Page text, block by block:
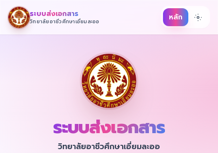
ระบบส่งเอกสาร
วิทยาลัยอาชีวศึกษาเอี่ยมละออ หลัก
ระบบส่งเอกสาร
วิทยาลัยอาชีวศึกษาเอี่ยมละออ